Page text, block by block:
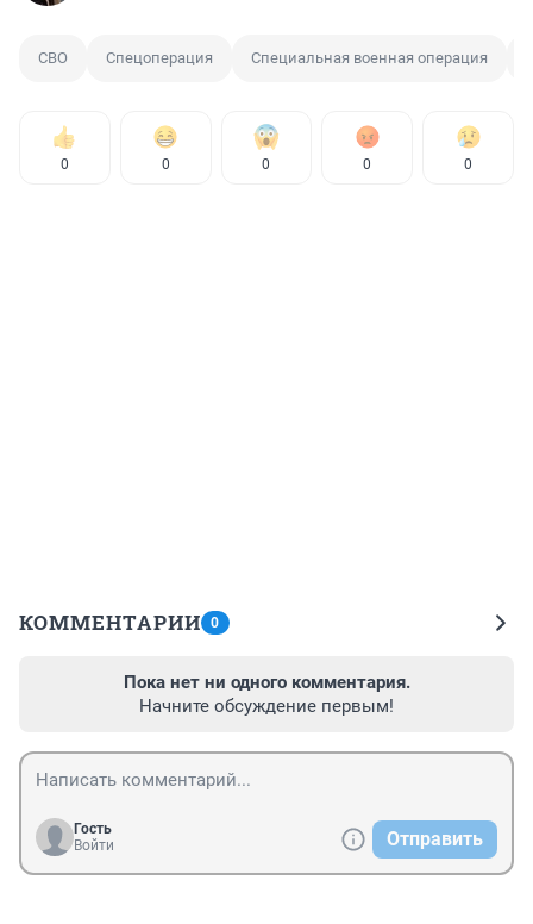
СВО Спецоперация Специальная военная операция
0 0 0 0 0
КОММЕНТАРИИ 0
Пока нет ни одного комментария.
Начните обсуждение первым!
Гость
Войти
Отправить